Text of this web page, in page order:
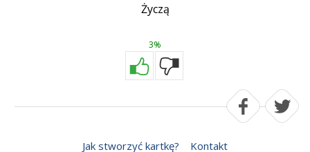
Życzą
3%
Jak stworzyć kartkę? Kontakt